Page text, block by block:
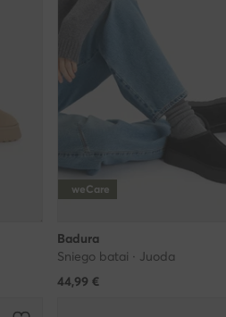
weCare
Badura
Sniego batai · Juoda
44,99 €